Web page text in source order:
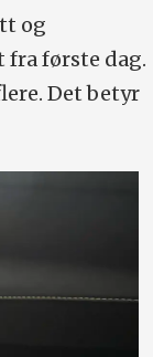
og
første dag.
Det betyr